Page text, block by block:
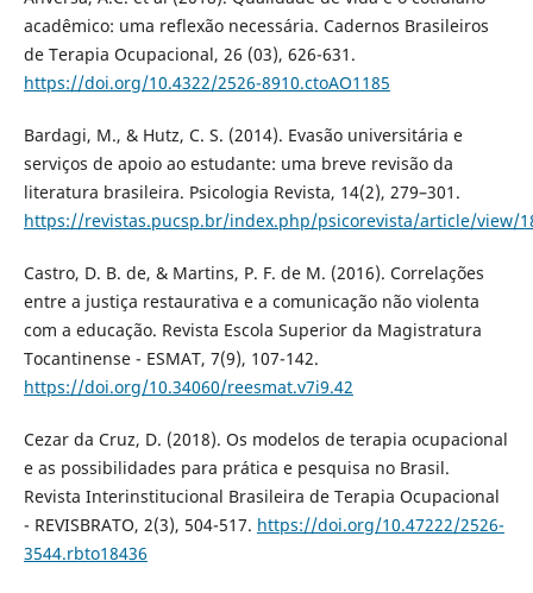
acadêmico: uma reflexão necessária. Cadernos Brasileiros
de Terapia Ocupacional, 26 (03), 626-631.
https://doi.org/10.4322/2526-8910.ctoAO1185
Bardagi, M., & Hutz, C. S. (2014). Evasão universitária e
serviços de apoio ao estudante: uma breve revisão da
literatura brasileira. Psicologia Revista, 14(2), 279–301.
https://revistas.pucsp.br/index.php/psicorevista/article/view/
Castro, D. B. de, & Martins, P. F. de M. (2016). Correlações
entre a justiça restaurativa e a comunicação não violenta
com a educação. Revista Escola Superior da Magistratura
Tocantinense - ESMAT, 7(9), 107-142.
https://doi.org/10.34060/reesmat.v7i9.42
Cezar da Cruz, D. (2018). Os modelos de terapia ocupacional
e as possibilidades para prática e pesquisa no Brasil.
Revista Interinstitucional Brasileira de Terapia Ocupacional
- REVISBRATO, 2(3), 504-517. https://doi.org/10.47222/2526-
3544.rbto18436